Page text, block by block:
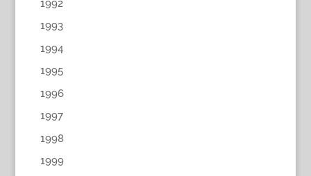
1992
1993
1994
1995
1996
1997
1998
1999